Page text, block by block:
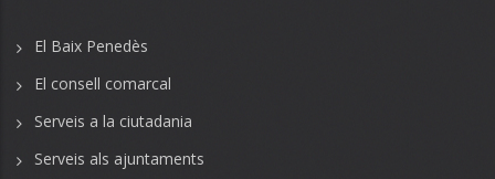
El Baix Penedès
El consell comarcal
Serveis a la ciutadania
Serveis als ajuntaments